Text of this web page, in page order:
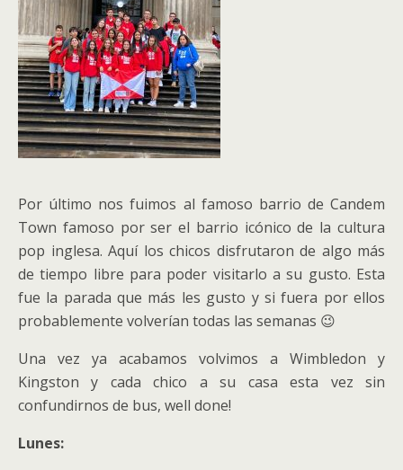
Por último nos fuimos al famoso barrio de Candem
Town famoso por ser el barrio icónico de la cultura
pop inglesa. Aquí los chicos disfrutaron de algo más
de tiempo libre para poder visitarlo a su gusto. Esta
fue la parada que más les gusto y si fuera por ellos
probablemente volverían todas las semanas 😉
Una vez ya acabamos volvimos a Wimbledon y
Kingston y cada chico a su casa esta vez sin
confundirnos de bus, well done!
Lunes: